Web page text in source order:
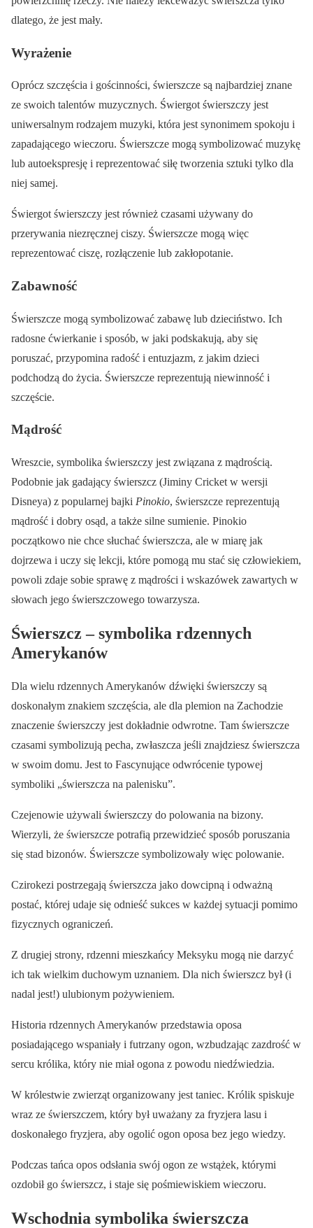
dlatego, że jest mały.
Wyrażenie
Oprócz szczęścia i gościnności, świerszcze są najbardziej znane
ze swoich talentów muzycznych. Świergot świerszczy jest
uniwersalnym rodzajem muzyki, która jest synonimem spokoju i
zapadającego wieczoru. Świerszcze mogą symbolizować muzykę
lub autoekspresję i reprezentować siłę tworzenia sztuki tylko dla
niej samej.
Świergot świerszczy jest również czasami używany do
przerywania niezręcznej ciszy. Świerszcze mogą więc
reprezentować ciszę, rozłączenie lub zakłopotanie.
Zabawność
Świerszcze mogą symbolizować zabawę lub dzieciństwo. Ich
radosne ćwierkanie i sposób, w jaki podskakują, aby się
poruszać, przypomina radość i entuzjazm, z jakim dzieci
podchodzą do życia. Świerszcze reprezentują niewinność i
szczęście.
Mądrość
Wreszcie, symbolika świerszczy jest związana z mądrością.
Podobnie jak gadający świerszcz (Jiminy Cricket w wersji
Disneya) z popularnej bajki Pinokio, świerszcze reprezentują
mądrość i dobry osąd, a także silne sumienie. Pinokio
początkowo nie chce słuchać świerszcza, ale w miarę jak
dojrzewa i uczy się lekcji, które pomogą mu stać się człowiekiem,
powoli zdaje sobie sprawę z mądrości i wskazówek zawartych w
słowach jego świerszczowego towarzysza.
Świerszcz – symbolika rdzennych
Amerykanów
Dla wielu rdzennych Amerykanów dźwięki świerszczy są
doskonałym znakiem szczęścia, ale dla plemion na Zachodzie
znaczenie świerszczy jest dokładnie odwrotne. Tam świerszcze
czasami symbolizują pecha, zwłaszcza jeśli znajdziesz świerszcza
w swoim domu. Jest to Fascynujące odwrócenie typowej
symboliki „świerszcza na palenisku”.
Czejenowie używali świerszczy do polowania na bizony.
Wierzyli, że świerszcze potrafią przewidzieć sposób poruszania
się stad bizonów. Świerszcze symbolizowały więc polowanie.
Czirokezi postrzegają świerszcza jako dowcipną i odważną
postać, której udaje się odnieść sukces w każdej sytuacji pomimo
fizycznych ograniczeń.
Z drugiej strony, rdzenni mieszkańcy Meksyku mogą nie darzyć
ich tak wielkim duchowym uznaniem. Dla nich świerszcz był (i
nadal jest!) ulubionym pożywieniem.
Historia rdzennych Amerykanów przedstawia oposa
posiadającego wspaniały i futrzany ogon, wzbudzając zazdrość w
sercu królika, który nie miał ogona z powodu niedźwiedzia.
W królestwie zwierząt organizowany jest taniec. Królik spiskuje
wraz ze świerszczem, który był uważany za fryzjera lasu i
doskonałego fryzjera, aby ogolić ogon oposa bez jego wiedzy.
Podczas tańca opos odsłania swój ogon ze wstążek, którymi
ozdobił go świerszcz, i staje się pośmiewiskiem wieczoru.
Wschodnia symbolika świerszcza